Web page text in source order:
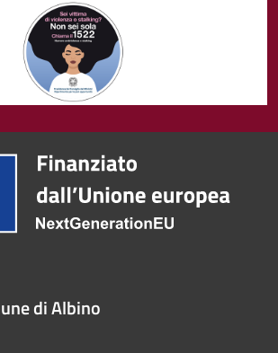
di Albino